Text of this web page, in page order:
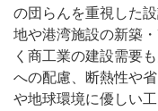
の団らんを重視した
地や港湾施設の新築
く商工業の建設需要
への配慮、断熱性や
や地球環境に優しい